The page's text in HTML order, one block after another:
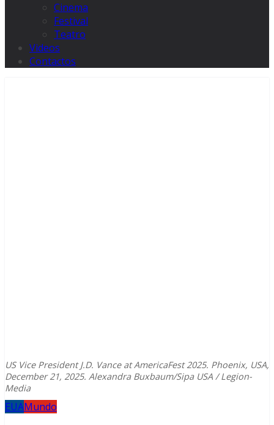
Cinema
Festival
Teatro
Videos
Contactos
US Vice President J.D. Vance at AmericaFest 2025. Phoenix, USA,
December 21, 2025. Alexandra Buxbaum/Sipa USA / Legion-
Media
EUAMundo